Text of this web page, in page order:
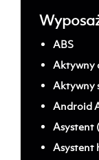
ABS
Aktywny
Aktywny
Android
Asystent
Asystent